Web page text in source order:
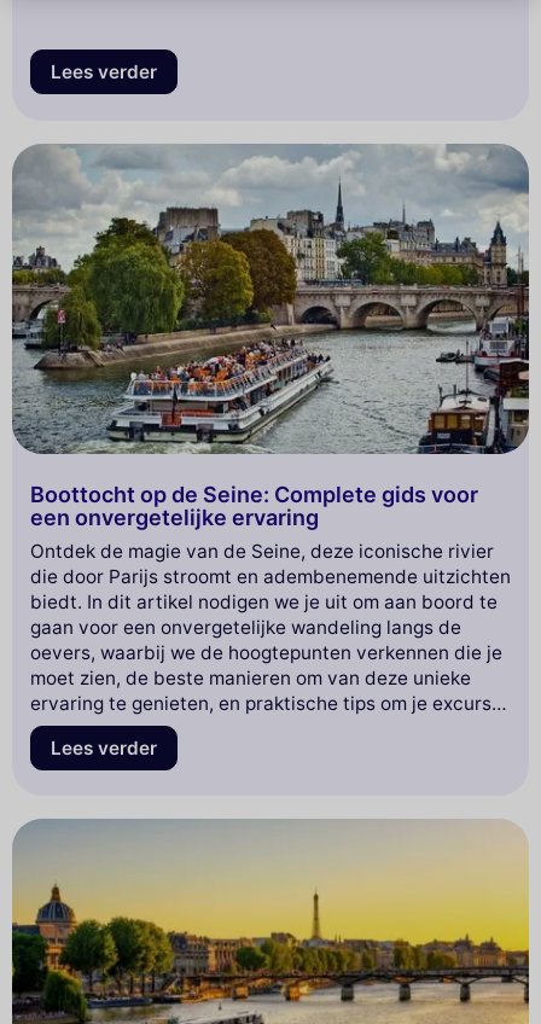
Lees verder
Boottocht op de Seine: Complete gids voor
een onvergetelijke ervaring
Ontdek de magie van de Seine, deze iconische rivier
die door Parijs stroomt en adembenemende uitzichten
biedt. In dit artikel nodigen we je uit om aan boord te
gaan voor een onvergetelijke wandeling langs de
oevers, waarbij we de hoogtepunten verkennen die je
moet zien, de beste manieren om van deze unieke
ervaring te genieten, en praktische tips om je excursie
memorabel te maken. Of je nu een voorbijgaande
bezoeker bent of een inwoner die op zoek is naar
Lees verder